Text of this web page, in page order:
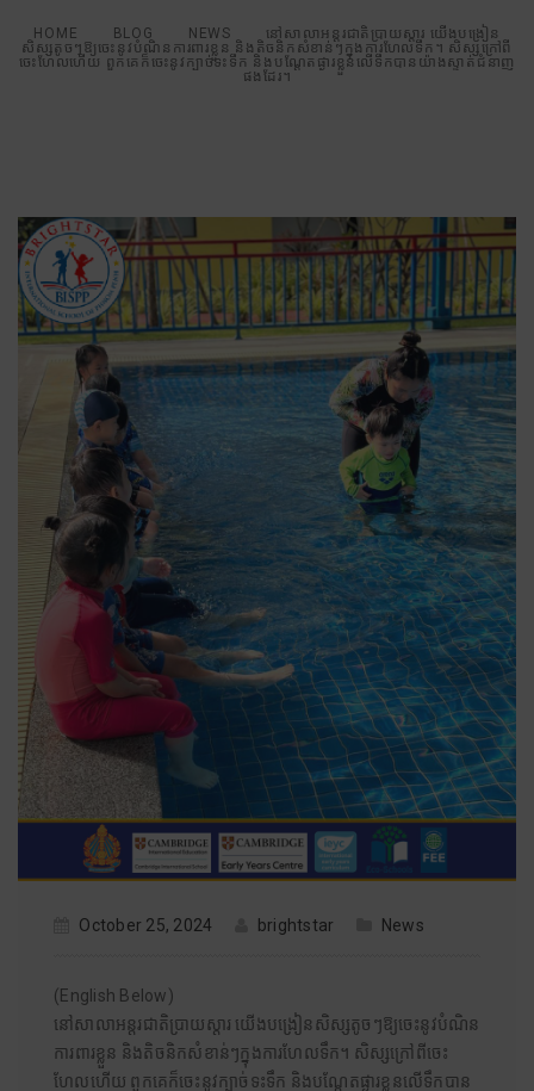
HOME BLOG NEWS
នៅសាលាអន្តរជាតិប្រាយស្តារ យើងបង្រៀន
សិស្សតូចៗឱ្យចេះនូវបំណិនការពារខ្លួន និងតិចនិកសំខាន់ៗក្នុងការហែលទឹក។ សិស្សក្រៅពី
ចេះហែលហើយ ពួកគេក៏ចេះនូវក្បាច់ទះទឹក និងបណ្តែតផ្ងារខ្លួនលើទឹកបានយ៉ាងស្ទាត់ជំនាញ
ផងដែរ។
October 25, 2024 brightstar News
(English Below)
នៅសាលាអន្តរជាតិប្រាយស្តារ យើងបង្រៀនសិស្សតូចៗឱ្យចេះនូវបំណិន
ការពារខ្លួន និងតិចនិកសំខាន់ៗក្នុងការហែលទឹក។ សិស្សក្រៅពីចេះ
ហែលហើយ ពួកគេក៏ចេះនូវក្បាច់ទះទឹក និងបណ្តែតផ្ងារខ្លួនលើទឹកបាន